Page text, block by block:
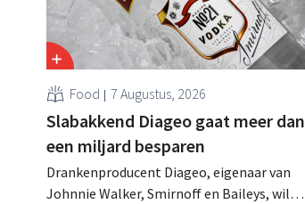
Food 7 Augustus, 2026
Slabakkend Diageo gaat meer dan
een miljard besparen
Drankenproducent Diageo, eigenaar van
Johnnie Walker, Smirnoff en Baileys, wil